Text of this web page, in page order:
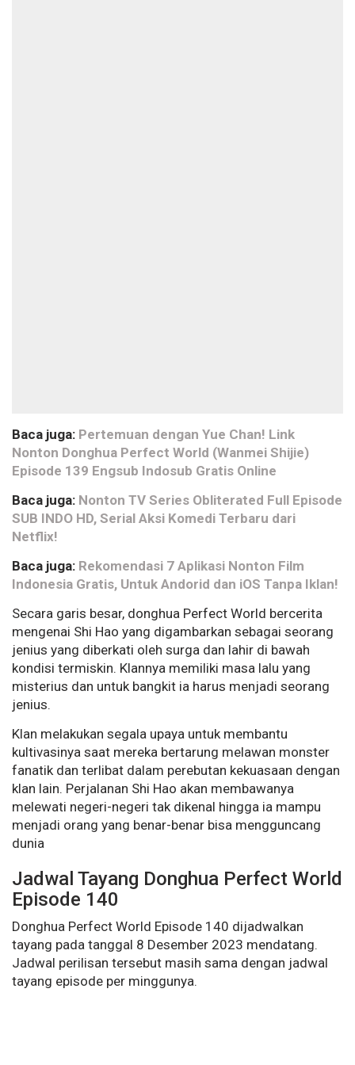
Baca juga: Pertemuan dengan Yue Chan! Link
Nonton Donghua Perfect World (Wanmei Shijie)
Episode 139 Engsub Indosub Gratis Online
Baca juga: Nonton TV Series Obliterated Full Episode
SUB INDO HD, Serial Aksi Komedi Terbaru dari
Netflix!
Baca juga: Rekomendasi 7 Aplikasi Nonton Film
Indonesia Gratis, Untuk Andorid dan iOS Tanpa Iklan!
Secara garis besar, donghua Perfect World bercerita
mengenai Shi Hao yang digambarkan sebagai seorang
jenius yang diberkati oleh surga dan lahir di bawah
kondisi termiskin. Klannya memiliki masa lalu yang
misterius dan untuk bangkit ia harus menjadi seorang
jenius.
Klan melakukan segala upaya untuk membantu
kultivasinya saat mereka bertarung melawan monster
fanatik dan terlibat dalam perebutan kekuasaan dengan
klan lain. Perjalanan Shi Hao akan membawanya
melewati negeri-negeri tak dikenal hingga ia mampu
menjadi orang yang benar-benar bisa mengguncang
dunia
Jadwal Tayang Donghua Perfect World
Episode 140
Donghua Perfect World Episode 140 dijadwalkan
tayang pada tanggal 8 Desember 2023 mendatang.
Jadwal perilisan tersebut masih sama dengan jadwal
tayang episode per minggunya.